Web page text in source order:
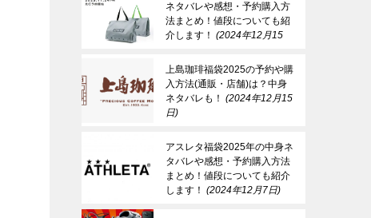
ネタバレや感想・予約購入方
法まとめ！値段についても紹
介します！
2024年12月15
上島珈琲福袋2025の予約や購
入方法(通販・店舗)は？中身
ネタバレも！
2024年12月15
日
アスレタ福袋2025年の中身ネ
タバレや感想・予約購入方法
まとめ！値段についても紹介
します！
2024年12月7日